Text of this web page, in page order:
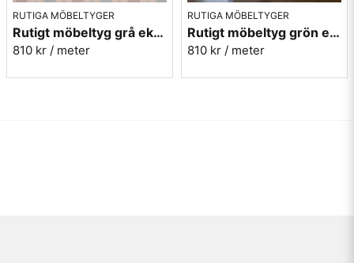
RUTIGA MÖBELTYGER
Rutigt möbeltyg grå ekobomull - Lovisa Ruta nr.390
810 kr / meter
RUTIGA MÖBELTYGER
Rutigt möbeltyg grön ekobomull - Lovisa Ruta nr.370
810 kr / meter